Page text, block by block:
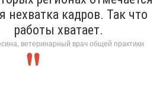
нехватка кадров. Так что
работы хватает.
ветеринарный врач общей практики